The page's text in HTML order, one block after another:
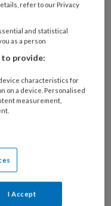
het Jaar
bij SZW
Coach van het
ministerie van
(SZW). Dat
met
waaraan ze
en plannen
kinderopvang.’
refer to our Privacy
and statistical
as a person
to provide:
characteristics for
on a device. Personalised
measurement,
I Accept